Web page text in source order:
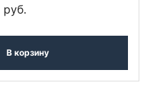
руб.
В корзину